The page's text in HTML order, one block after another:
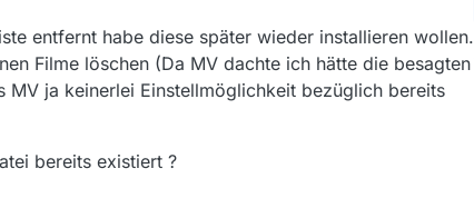
entfernt habe diese später wieder installieren wollen.
Filme löschen (Da MV dachte ich hätte die besagten
ja keinerlei Einstellmöglichkeit bezüglich bereits
bereits existiert ?